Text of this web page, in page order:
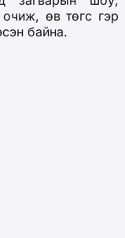
өв төгс гэр
байна.